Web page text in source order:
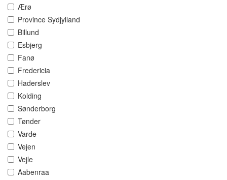
Ærø
Province Sydjylland
Billund
Esbjerg
Fanø
Fredericia
Haderslev
Kolding
Sønderborg
Tønder
Varde
Vejen
Vejle
Aabenraa